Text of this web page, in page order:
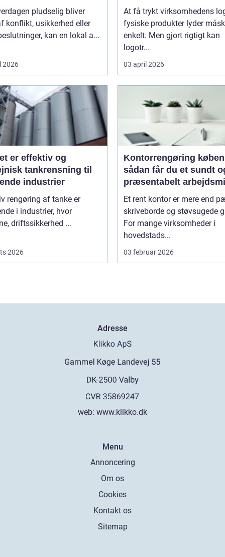
pludselig bliver
konflikt, usikkerhed eller
kan en lokal a...
2026
At få trykt virksomhedens
fysiske produkter lyder
enkelt. Men gjort rigtigt kan
logotr...
03 april 2026
er effektiv og
tankrensning til
industrier
rengøring af tanke er
i industrier, hvor
driftssikkerhed ...
2026
Kontorrengøring
sådan får du et sundt
præsentabelt
Et rent kontor er mere end
skriveborde og støvsugede
For mange virksomheder i
hovedstads...
03 februar 2026
Adresse
web: www.klikko.dk
Menu
Annoncering
Om os
Cookies
Kontakt os
Sitemap